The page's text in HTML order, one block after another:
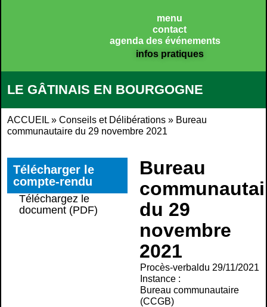
menu
contact
agenda des événements
infos pratiques
LE GÂTINAIS EN BOURGOGNE
ACCUEIL » Conseils et Délibérations » Bureau
communautaire du 29 novembre 2021
Bureau
du 29
novembre
2021
Procès-verbal du 29/11/2021
Instance :
Bureau communautaire
(CCGB)
Télécharger le
compte-rendu
Téléchargez le
document (PDF)